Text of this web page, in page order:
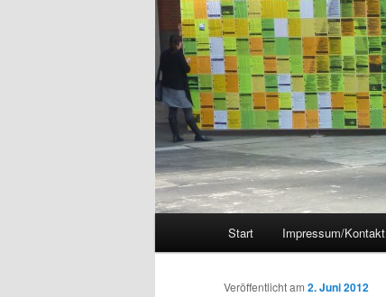
Start Impressum/Kontakt
Veröffentlicht am 2. Juni 2012